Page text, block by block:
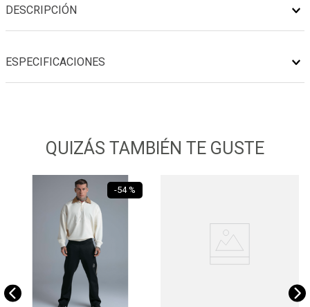
DESCRIPCIÓN
ESPECIFICACIONES
QUIZÁS TAMBIÉN TE GUSTE
-54 %